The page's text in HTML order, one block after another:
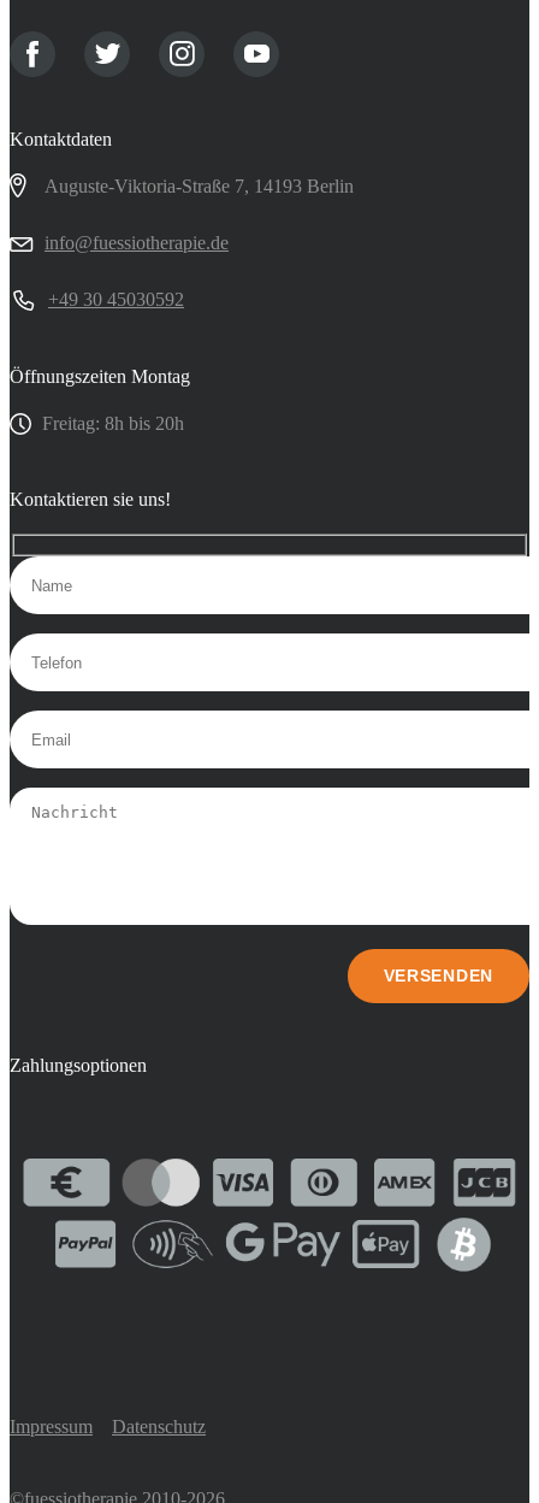
Kontaktdaten
Auguste-Viktoria-Straße 7, 14193 Berlin
info@fuessiotherapie.de
+49 30 45030592
Öffnungszeiten Montag
Freitag: 8h bis 20h
Kontaktieren sie uns!
Zahlungsoptionen
©fuessiotherapie 2010-2026
Impressum Datenschutz